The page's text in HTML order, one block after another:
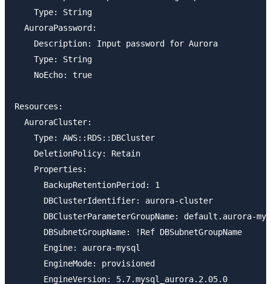
    Type: String
  AuroraPassword:
    Description: Input password for Aurora
    Type: String
    NoEcho: true
Resources:
  AuroraCluster:
    Type: AWS::RDS::DBCluster
    DeletionPolicy: Retain
    Properties:
      BackupRetentionPeriod: 1
      DBClusterIdentifier: aurora-cluster
DBClusterParameterGroupName: default.aurora-
      DBSubnetGroupName: !Ref DBSubnetGroupName
      Engine: aurora-mysql
      EngineMode: provisioned
      EngineVersion: 5.7.mysql_aurora.2.05.0